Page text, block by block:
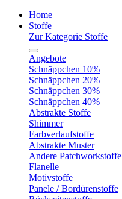
Home
Stoffe
Zur Kategorie Stoffe
Angebote
Schnäppchen 10%
Schnäppchen 20%
Schnäppchen 30%
Schnäppchen 40%
Abstrakte Stoffe
Shimmer
Farbverlaufstoffe
Abstrakte Muster
Andere Patchworkstoffe
Flanelle
Motivstoffe
Panele / Bordürenstoffe